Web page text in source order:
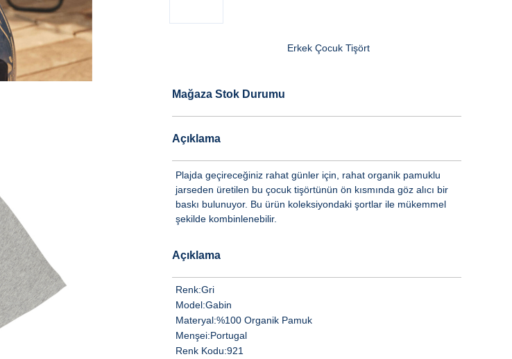
Erkek Çocuk Tişört
Mağaza Stok Durumu
Açıklama
Plajda geçireceğiniz rahat günler için, rahat organik pamuklu
jarseden üretilen bu çocuk tişörtünün ön kısmında göz alıcı bir
baskı bulunuyor. Bu ürün koleksiyondaki şortlar ile mükemmel
şekilde kombinlenebilir.
Açıklama
Renk:Gri
Model:Gabin
Materyal:%100 Organik Pamuk
Menşei:Portugal
Renk Kodu:921